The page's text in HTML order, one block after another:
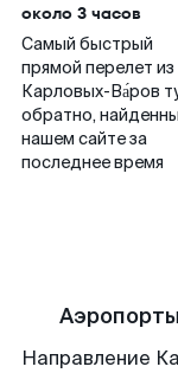
около 3 часов
Самый быстрый
прямой перелет из
Карловых-Ва́ров
обратно,
нашем сайте за
последнее время
Направление